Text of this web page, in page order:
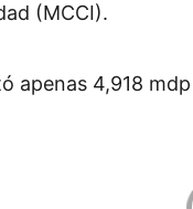
(MCCI).
apenas 4,918